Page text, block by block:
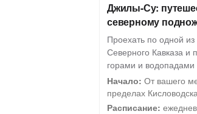
Джилы-Су:
северному
Проехать по одной
Северного Кавказа и
горами и водопадами
Начало: От вашего
пределах
Расписание: